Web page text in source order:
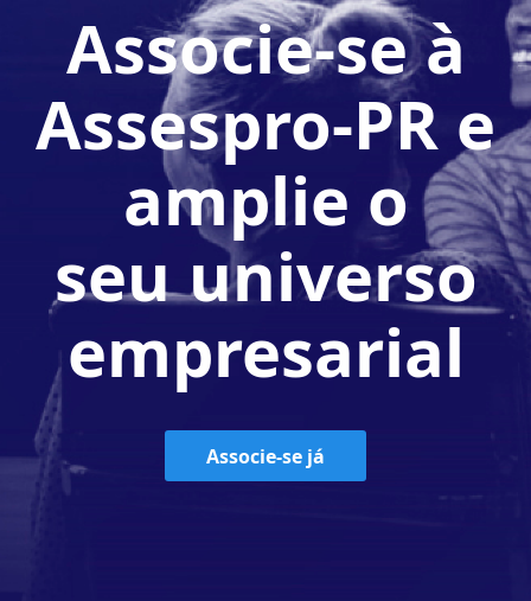
Associe-se à
Assespro-PR e
amplie o
seu universo
empresarial
Associe-se já